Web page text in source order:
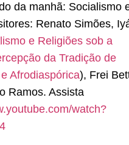
da manhã: Socialismo
Renato Simões,
e Religiões sob a
da Tradição de
Afrodiaspórica), Frei
Ramos. Assista
watch?